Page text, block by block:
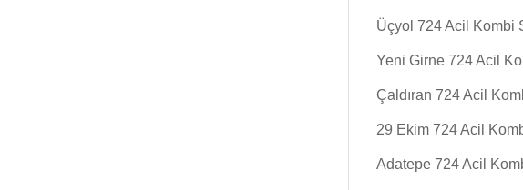
Üçyol 724 Acil Kombi
Yeni Girne 724 Acil
Çaldıran 724 Acil
29 Ekim 724 Acil
Adatepe 724 Acil